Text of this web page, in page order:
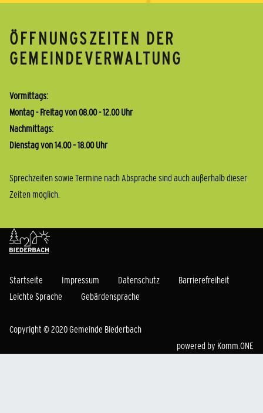
ÖFFNUNGSZEITEN DER
GEMEINDEVERWALTUNG
Vormittags:
Montag - Freitag von 08.00 - 12.00 Uhr
Nachmittags:
Dienstag von 14.00 – 18.00 Uhr
Sprechzeiten sowie Termine nach Absprache sind auch außerhalb dieser
Zeiten möglich.
Startseite Impressum Datenschutz
Barrierefreiheit
Leichte Sprache
Gebärdensprache
Copyright © 2020 Gemeinde Biederbach
powered by Komm.ONE